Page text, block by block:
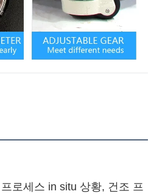
로세스 in situ 상황, 건조 프